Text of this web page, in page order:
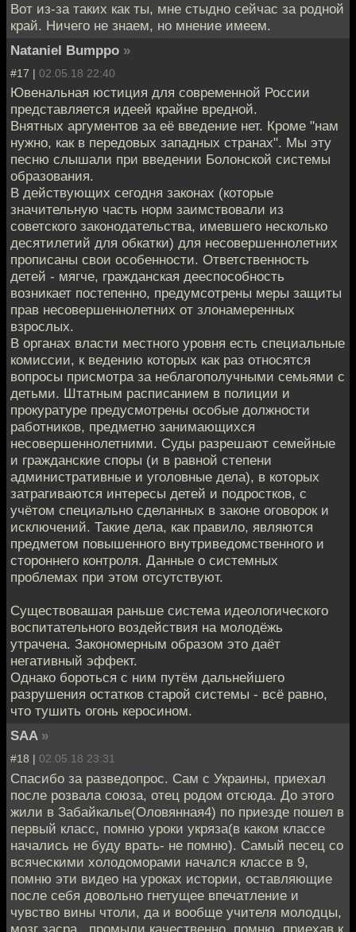
Вот из-за таких как ты, мне стыдно сейчас за родной
край. Ничего не знаем, но мнение имеем.
Nataniel Bumppo »
#17 | 02.05.18 22:40
Ювенальная юстиция для современной России
представляется идеей крайне вредной.
Внятных аргументов за её введение нет. Кроме "нам
нужно, как в передовых западных странах". Мы эту
песню слышали при введении Болонской системы
образования.
В действующих сегодня законах (которые
значительную часть норм заимствовали из
советского законодательства, имевшего несколько
десятилетий для обкатки) для несовершеннолетних
прописаны свои особенности. Ответственность
детей - мягче, гражданская дееспособность
возникает постепенно, предумсотрены меры защиты
прав несовершеннолетних от злонамеренных
взрослых.
В органах власти местного уровня есть специальные
комиссии, к ведению которых как раз относятся
вопросы присмотра за неблагополучными семьями с
детьми. Штатным расписанием в полиции и
прокуратуре предусмотрены особые должности
работников, предметно занимающихся
несовершеннолетними. Суды разрешают семейные
и гражданские споры (и в равной степени
административные и уголовные дела), в которых
затрагиваются интересы детей и подростков, с
учётом специально сделанных в законе оговорок и
исключений. Такие дела, как правило, являются
предметом повышенного внутриведомственного и
стороннего контроля. Данные о системных
проблемах при этом отсутствуют.
Существовашая раньше система идеологического
воспитательного воздействия на молодёжь
утрачена. Закономерным образом это даёт
негативный эффект.
Однако бороться с ним путём дальнейшего
разрушения остатков старой системы - всё равно,
что тушить огонь керосином.
SAA »
#18 | 02.05.18 23:31
Спасибо за разведопрос. Сам с Украины, приехал
после розвала союза, отец родом отсюда. До этого
жили в Забайкалье(Оловянная4) по приезде пошел в
первый класс, помню уроки укряза(в каком классе
начались не буду врать- не помню). Самый песец со
всяческими холодоморами начался классе в 9,
помню эти видео на уроках истории, оставляющие
после себя довольно гнетущее впечатление и
чувство вины чтоли, да и вообще учителя молодцы,
мозг засра...промыли качественно, помню, приехав к